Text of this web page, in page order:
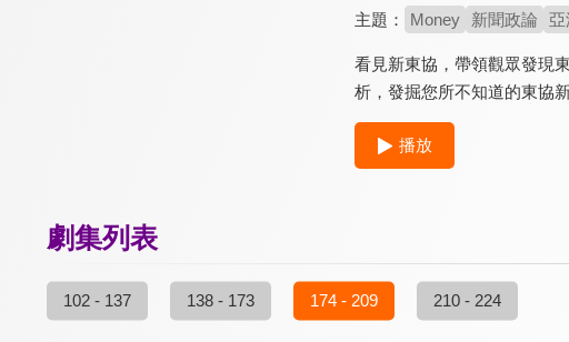
主題： Money 新聞政論 亞
看見新東協，帶領觀眾發現
析，發掘您所不知道的東協新
播放
劇集列表
102 - 137 138 - 173 174 - 209 210 - 224